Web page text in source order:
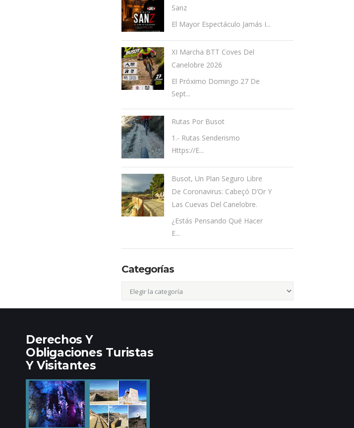
Sanz
El Mayor Espectáculo Jamás I...
XI Marcha BTT Coves Del
Canelobre 2026
El Próximo Domingo 27 De
Sept...
Rutas Por Busot
1.- Rutas Senderismo
Https://e...
Busot, Un Plan Seguro Libre
De Coronavirus: Cabeçó D’Or Y
Las Cuevas Del Canelobre.
¿Estás Pensando Qué Hacer
E...
Categorías
Categorías
Derechos Y
Obligaciones Turistas
Y Visitantes